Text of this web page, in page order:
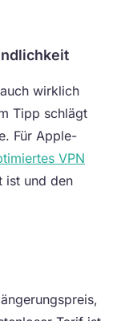
wirklich
Tipp schlägt
Für Apple-
VPN
ist und den